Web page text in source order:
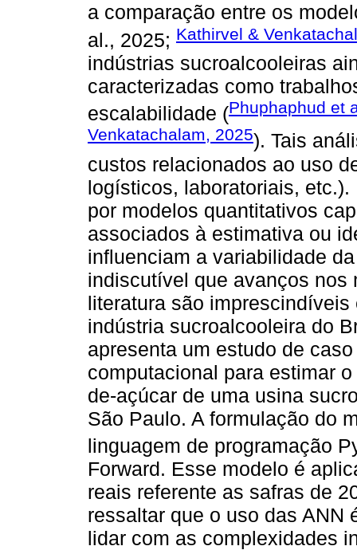
a comparação entre os
al., 2025; Kathirvel &
indústrias sucroalcooleiras
caracterizadas como
escalabilidade (Phuphaphud et
Venkatachalam, 2025). Tais
custos relacionados ao uso
logísticos, laboratoriais,
por modelos quantitativos
associados à estimativa ou
influenciam a variabilidade
indiscutível que avanços nos
literatura são
indústria sucroalcooleira do
apresenta um estudo de
computacional para estimar
de-açúcar de uma usina
São Paulo. A formulação do
linguagem de programação
Forward. Esse modelo é
reais referente as safras de
ressaltar que o uso das ANN
lidar com as complexidades